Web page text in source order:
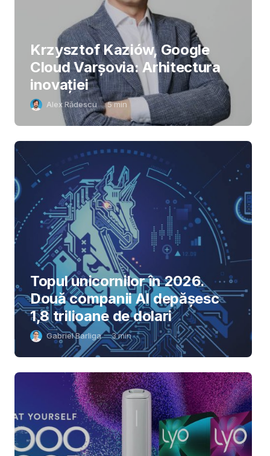
Krzysztof Kaziów, Google
Cloud Varșovia: Arhitectura
inovaţiei
Alex Rădescu 5min
Topul unicornilor în 2026.
Două companii AI depășesc
1,8 trilioane de dolari
Gabriel Barliga 3min